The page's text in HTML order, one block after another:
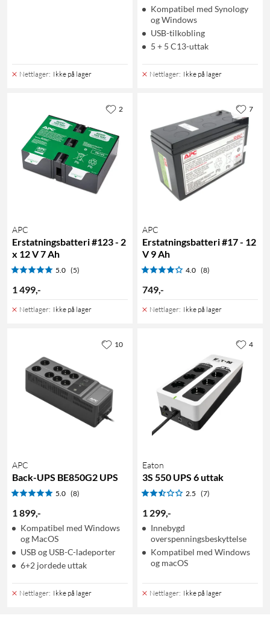
Nettlager: Ikke på lager
Kompatibel med Synology
og Windows
USB-tilkobling
5 + 5 C13-uttak
Nettlager: Ikke på lager
APC
Erstatningsbatteri #123 - 2
x 12 V 7 Ah
5.0 (5)
1 499,-
Nettlager: Ikke på lager
2
APC
Erstatningsbatteri #17 - 12
V 9 Ah
4.0 (8)
749,-
Nettlager: Ikke på lager
7
APC
Back-UPS BE850G2 UPS
5.0 (8)
1 899,-
Kompatibel med Windows
og MacOS
USB og USB-C-ladeporter
6+2 jordede uttak
Nettlager: Ikke på lager
10
Eaton
3S 550 UPS 6 uttak
2.5 (7)
1 299,-
Innebygd
overspenningsbeskyttelse
Kompatibel med Windows
og macOS
Nettlager: Ikke på lager
4